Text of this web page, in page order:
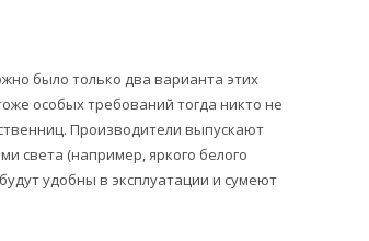
было только два варианта этих
особых требований тогда никто не
Производители выпускают
света (например, яркого белого
удобны в эксплуатации и сумеют